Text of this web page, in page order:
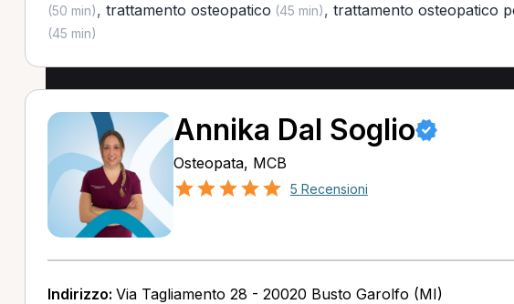
(50 min), trattamento osteopatico (45 min), trattamento osteopatico
(45 min)
Annika Dal Soglio
Osteopata, MCB
5 Recensioni
Indirizzo: Via Tagliamento 28 - 20020 Busto Garolfo (MI)